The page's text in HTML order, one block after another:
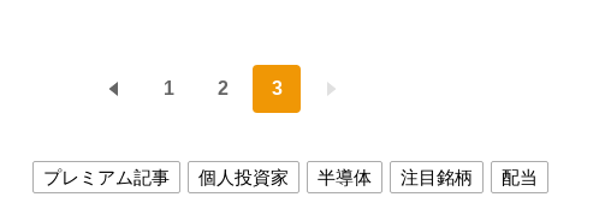
1 2 3
プレミアム記事 個人投資家 半導体 注目銘柄 配当